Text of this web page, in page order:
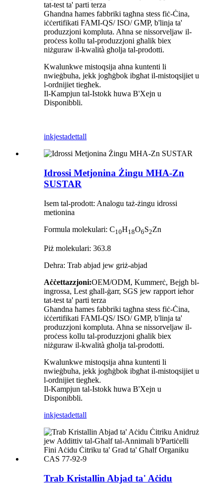
tat-test ta' parti terza
Għandna ħames fabbriki tagħna stess fiċ-Ċina,
iċċertifikati FAMI-QS/ ISO/ GMP, b'linja ta'
produzzjoni kompluta. Aħna se nissorveljaw il-
proċess kollu tal-produzzjoni għalik biex
niżguraw il-kwalità għolja tal-prodotti.
Kwalunkwe mistoqsija aħna kuntenti li
nwieġbuha, jekk jogħġbok ibgħat il-mistoqsijiet u
l-ordnijiet tiegħek.
Il-Kampjun tal-Istokk huwa B'Xejn u
Disponibbli.
inkjestadettall
Idrossi Metjonina Żingu MHA-Zn
SUSTAR
Isem tal-prodott: Analogu taż-żingu idrossi
metionina
Formula molekulari: C10H18O6S2Zn
Piż molekulari: 363.8
Dehra: Trab abjad jew griż-abjad
Aċċettazzjoni:OEM/ODM, Kummerċ, Bejgħ bl-
ingrossa, Lest għall-ġarr, SGS jew rapport ieħor
tat-test ta' parti terza
Għandna ħames fabbriki tagħna stess fiċ-Ċina,
iċċertifikati FAMI-QS/ ISO/ GMP, b'linja ta'
produzzjoni kompluta. Aħna se nissorveljaw il-
proċess kollu tal-produzzjoni għalik biex
niżguraw il-kwalità għolja tal-prodotti.
Kwalunkwe mistoqsija aħna kuntenti li
nwieġbuha, jekk jogħġbok ibgħat il-mistoqsijiet u
l-ordnijiet tiegħek.
Il-Kampjun tal-Istokk huwa B'Xejn u
Disponibbli.
inkjestadettall
Trab Kristallin Abjad ta' Aċidu